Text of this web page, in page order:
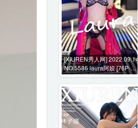
[XIUREN秀人网] 2022.09.14
NO.5586 laura阿姣 [76P-
730MB]